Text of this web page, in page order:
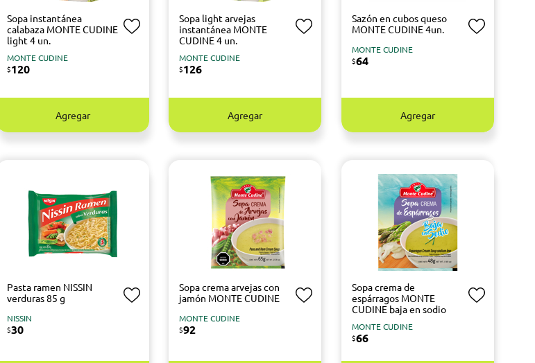
Sopa instantánea
calabaza MONTE CUDINE
light 4 un.
MONTE CUDINE
$120
Agregar
Sopa light arvejas
instantánea MONTE
CUDINE 4 un.
MONTE CUDINE
$126
Agregar
Sazón en cubos queso
MONTE CUDINE 4un.
MONTE CUDINE
$64
Agregar
Pasta ramen NISSIN
verduras 85 g
NISSIN
$30
Sopa crema arvejas con
jamón MONTE CUDINE
MONTE CUDINE
$92
Sopa crema de
espárragos MONTE
CUDINE baja en sodio
MONTE CUDINE
$66